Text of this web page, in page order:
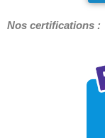
Nos certifications :